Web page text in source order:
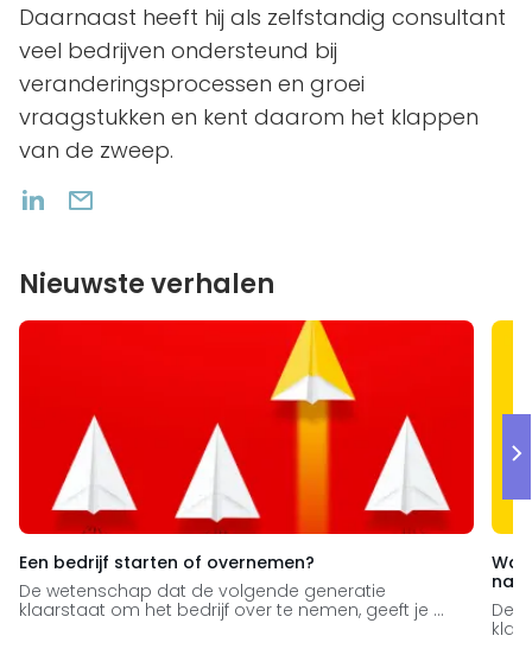
Daarnaast heeft hij als zelfstandig consultant
veel bedrijven ondersteund bij
veranderingsprocessen en groei
vraagstukken en kent daarom het klappen
van de zweep.
Nieuwste verhalen
Een bedrijf starten of overnemen?
De wetenschap dat de volgende generatie
klaarstaat om het bedrijf over te nemen, geeft je ...
De